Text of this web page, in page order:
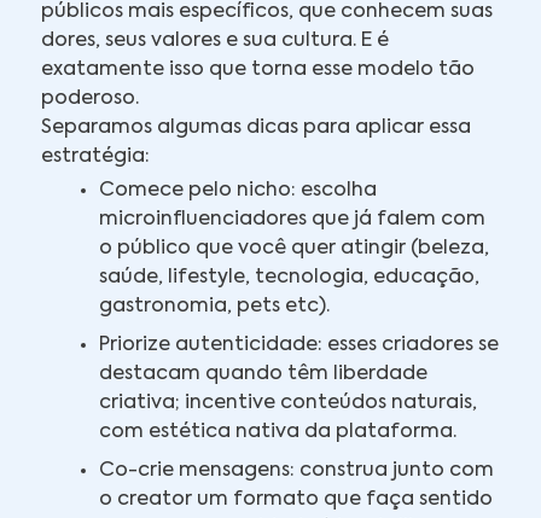
públicos mais específicos, que conhecem suas
dores, seus valores e sua cultura. E é
exatamente isso que torna esse modelo tão
poderoso.
Separamos algumas dicas para aplicar essa
estratégia:
Comece pelo nicho: escolha
microinfluenciadores que já falem com
o público que você quer atingir (beleza,
saúde, lifestyle, tecnologia, educação,
gastronomia, pets etc).
Priorize autenticidade: esses criadores se
destacam quando têm liberdade
criativa; incentive conteúdos naturais,
com estética nativa da plataforma.
Co-crie mensagens: construa junto com
o creator um formato que faça sentido